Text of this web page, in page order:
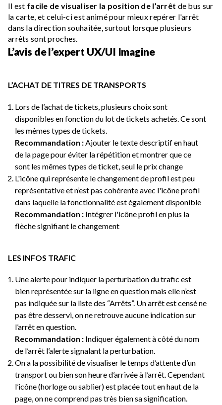
Il est facile de visualiser la position de l’arrêt de bus sur
la carte, et celui-ci est animé pour mieux repérer l'arrêt
dans la direction souhaitée, surtout lorsque plusieurs
arrêts sont proches.
L’avis de l’expert UX/UI Imagine
L’ACHAT DE TITRES DE TRANSPORTS
Lors de l’achat de tickets, plusieurs choix sont
disponibles en fonction du lot de tickets achetés. Ce sont
les mêmes types de tickets.
Recommandation :Ajouter le texte descriptif en haut
de la page pour éviter la répétition et montrer que ce
sont les mêmes types de ticket, seul le prix change
L'icône qui représente le changement de profil est peu
représentative et n’est pas cohérente avec l'icône profil
dans laquelle la fonctionnalité est également disponible
Recommandation : Intégrer l'icône profil en plus la
flèche signifiant le changement
LES INFOS TRAFIC
Une alerte pour indiquer la perturbation du trafic est
bien représentée sur la ligne en question mais elle n’est
pas indiquée sur la liste des “Arrêts”. Un arrêt est censé ne
pas être desservi, on ne retrouve aucune indication sur
l’arrêt en question.
Recommandation : Indiquer également à côté du nom
de l’arrêt l’alerte signalant la perturbation.
On a la possibilité de visualiser le temps d’attente d’un
transport ou bien son heure d’arrivée à l’arrêt. Cependant
l’icône (horloge ou sablier) est placée tout en haut de la
page, on ne comprend pas très bien sa signification.